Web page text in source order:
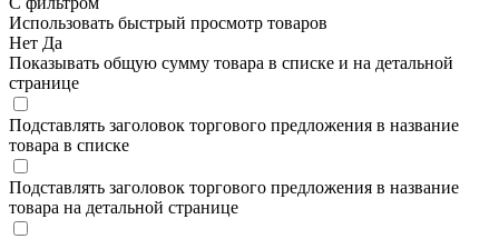
Использовать быстрый просмотр товаров
Нет Да
Показывать общую сумму товара в списке и на детальной
странице
Подставлять заголовок торгового предложения в название
товара в списке
Подставлять заголовок торгового предложения в название
товара на детальной странице